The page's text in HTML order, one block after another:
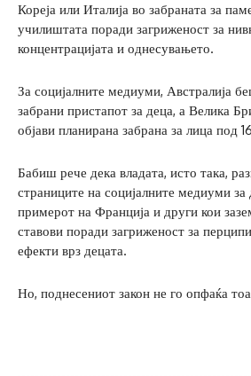
Кореја или Италија во забраната за
училиштата поради загриженост за
концентрацијата и однесувањето.
За социјалните медиуми, Австралија
забрани пристапот за деца, а Велика
објави планирана забрана за лица под
Бабиш рече дека владата, исто така,
страниците на социјалните медиуми за
примерот на Франција и други кои
ставови поради загриженост за
ефекти врз децата.
Но, поднесениот закон не го опфаќа